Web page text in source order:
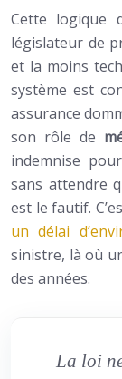
Cette logique
législateur de
et la moins
système est
assurance
son rôle de
indemnise
sans attendre
est le fautif.
un délai
sinistre, là où
des années.
La loi